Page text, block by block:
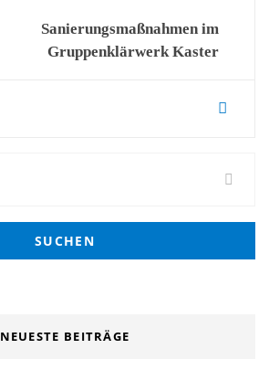
Sanierungsmaßnahmen im
Gruppenklärwerk Kaster
NEUESTE BEITRÄGE